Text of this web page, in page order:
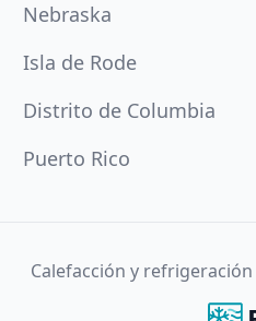
Nebraska
Isla de Rode
Distrito de Columbia
Puerto Rico
Calefacción y